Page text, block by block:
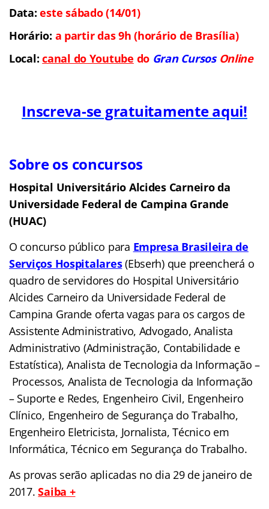
Data:este sábado (14/01)
Horário: a partir das 9h (horário de Brasília)
Local:canal do Youtube do Gran Cursos Online
Inscreva-se gratuitamente aqui!
Sobre os concursos
Hospital Universitário Alcides Carneiro da
Universidade Federal de Campina Grande
(HUAC)
O concurso público para Empresa Brasileira de
Serviços Hospitalares(Ebserh) que preencherá o
quadro de servidores do Hospital Universitário
Alcides Carneiro da Universidade Federal de
Campina Grande oferta vagas para os cargos de
Assistente Administrativo, Advogado, Analista
Administrativo (Administração, Contabilidade e
Estatística), Analista de Tecnologia da Informação –
Processos, Analista de Tecnologia da Informação
– Suporte e Redes, Engenheiro Civil, Engenheiro
Clínico, Engenheiro de Segurança do Trabalho,
Engenheiro Eletricista, Jornalista, Técnico em
Informática, Técnico em Segurança do Trabalho.
As provas serão aplicadas no dia 29 de janeiro de
2017.Saiba +